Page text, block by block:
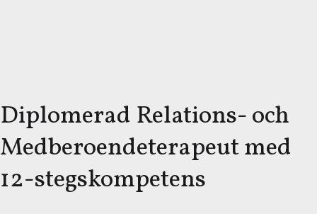
Diplomerad Relations- och
Medberoendeterapeut med
12-stegskompetens